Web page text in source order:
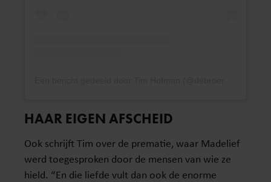
HAAR EIGEN AFSCHEID
Ook schrijft Tim over de prematie, waar Madelief
werd toegesproken door de mensen van wie ze
hield. “En die liefde vult dan ook de enorme